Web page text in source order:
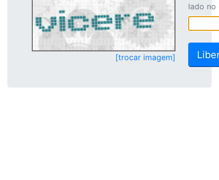
[trocar imagem]
lado no